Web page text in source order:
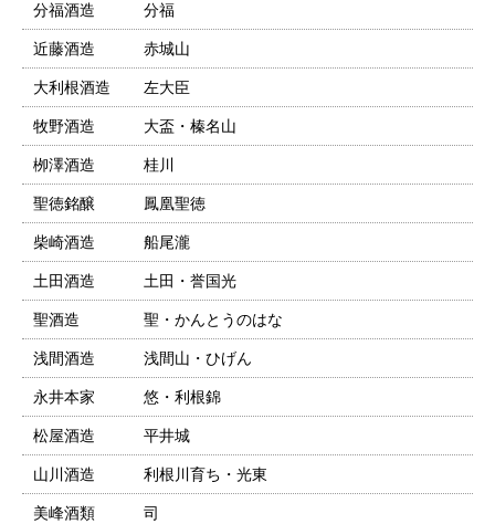
分福酒造 分福
近藤酒造 赤城山
大利根酒造 左大臣
牧野酒造 大盃・榛名山
栁澤酒造 桂川
聖徳銘醸 鳳凰聖徳
柴崎酒造 船尾瀧
土田酒造 土田・誉国光
聖酒造 聖・かんとうのはな
浅間酒造 浅間山・ひげん
永井本家 悠・利根錦
松屋酒造 平井城
山川酒造 利根川育ち・光東
美峰酒類 司